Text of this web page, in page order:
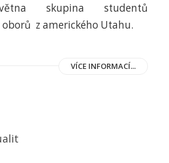
skupina studentů
z amerického Utahu.
VÍCE INFORMACÍ...